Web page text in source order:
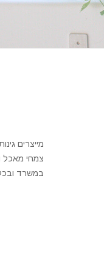
מייצרים
צמחי מאכל
במשרד